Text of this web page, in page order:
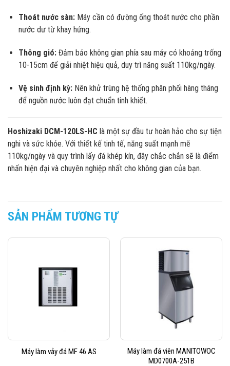
Thoát nước sàn:Máy cần có đường ống thoát nước cho phần
nước dư từ khay hứng.
Thông gió:Đảm bảo không gian phía sau máy có khoảng trống
10-15cm để giải nhiệt hiệu quả, duy trì năng suất 110kg/ngày.
Vệ sinh định kỳ:Nên khử trùng hệ thống phân phối hàng tháng
để nguồn nước luôn đạt chuẩn tinh khiết.
Hoshizaki DCM-120LS-HC là một sự đầu tư hoàn hảo cho sự tiện
nghi và sức khỏe. Với thiết kế tinh tế, năng suất mạnh mẽ
110kg/ngày và quy trình lấy đá khép kín, đây chắc chắn sẽ là điểm
nhấn hiện đại và chuyên nghiệp nhất cho không gian của bạn.
SẢN PHẨM TƯƠNG TỰ
Máy làm vảy đá MF 46 AS
Máy làm đá viên MANITOWOC
MD0700A-251B